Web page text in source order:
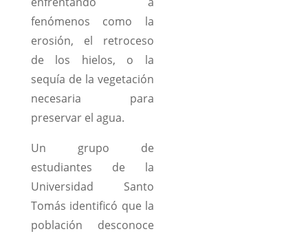
fenómenos como la
erosión, el retroceso
de los hielos, o la
sequía de la vegetación
necesaria para
preservar el agua.
Un grupo de
estudiantes de la
Universidad Santo
Tomás identificó que la
población desconoce